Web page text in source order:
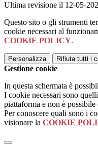
Ultima revisione il 12-05-
Questo sito o gli strumenti
cookie necessari al
COOKIE POLICY.
Personalizza Rifiuta tutti i
Gestione cookie
In questa schermata è
I cookie necessari sono
piattaforma e non è
Per conoscere quali sono i
visionare la COOKIE